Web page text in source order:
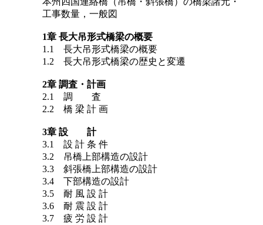
工事数量，一般図
1章 長大吊形式橋梁の概要
1.1 長大吊形式橋梁の概要
1.2 長大吊形式橋梁の歴史と変遷
2章 調査・計画
2.1 調 査
2.2 橋 梁 計 画
3章 設 計
3.1 設 計 条 件
3.2 吊橋上部構造の設計
3.3 斜張橋上部構造の設計
3.4 下部構造の設計
3.5 耐 風 設 計
3.6 耐 震 設 計
3.7 疲 労 設 計